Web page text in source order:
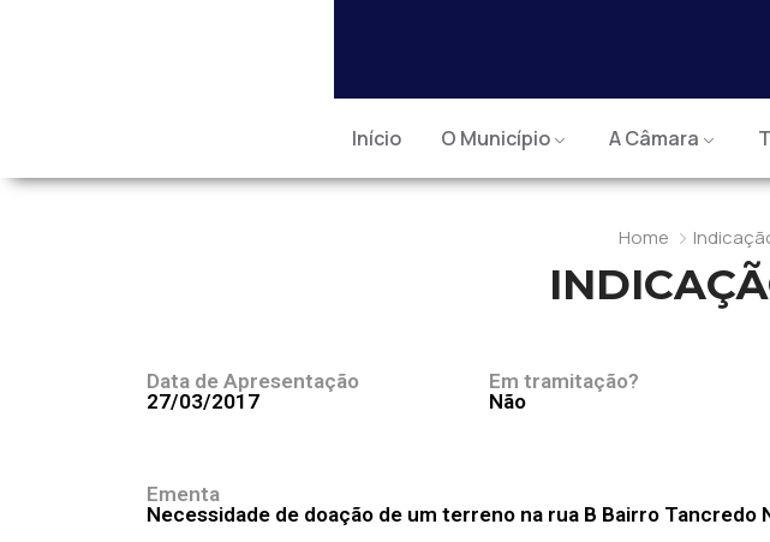
Início O Município A Câmara
Home
Data de Apresentação
27/03/2017
Em tramitação?
Não
Ementa
Necessidade de doação de um terreno na rua B Bairro